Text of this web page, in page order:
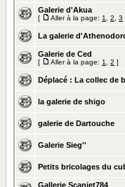
Galerie d'Akua
[ Aller à la page: 1 2 3
La galerie
Galerie de Ced
[ Aller à la page: 1 2 ]
Déplacé : La collec de
la galerie de shigo
galerie de Dartouche
Galerie Sieg''
Petits bricolages du
Gallerie Scanjet784